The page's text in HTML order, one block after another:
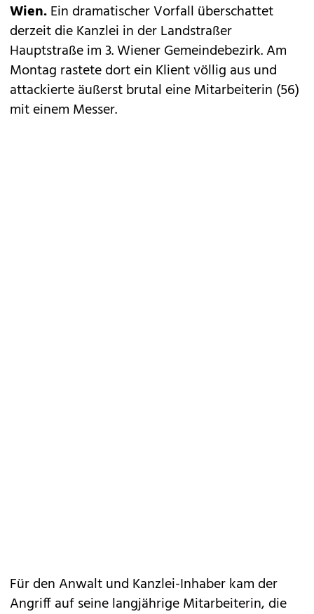
Wien.Ein dramatischer Vorfall überschattet
derzeit die Kanzlei in der Landstraßer
Hauptstraße im 3. Wiener Gemeindebezirk. Am
Montag rastete dort ein Klient völlig aus und
attackierte äußerst brutal eine Mitarbeiterin (56)
mit einem Messer.
Für den Anwalt und Kanzlei-Inhaber kam der
Angriff auf seine langjährige Mitarbeiterin, die